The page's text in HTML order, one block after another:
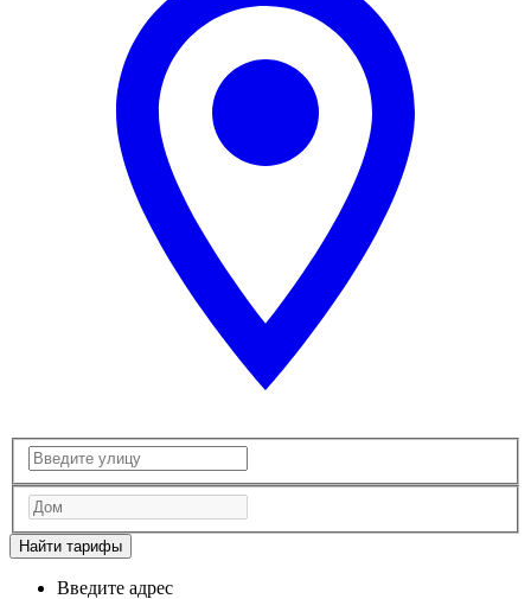
Найти тарифы
Введите адрес